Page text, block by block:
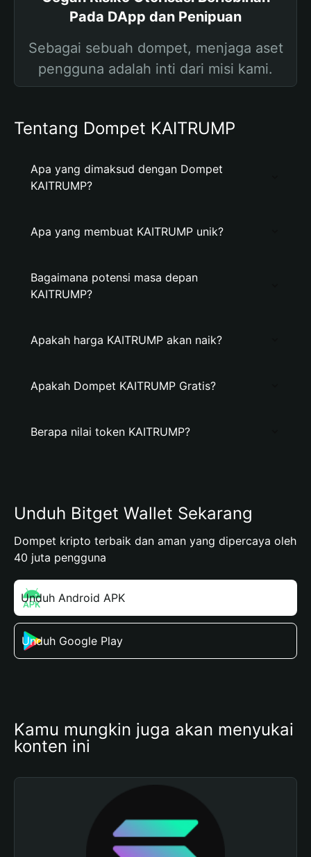
Pada DApp dan Penipuan
Sebagai sebuah dompet, menjaga aset
pengguna adalah inti dari misi kami.
Tentang Dompet KAITRUMP
Apa yang dimaksud dengan Dompet
KAITRUMP?
Apa yang membuat KAITRUMP unik?
Bagaimana potensi masa depan
KAITRUMP?
Apakah harga KAITRUMP akan naik?
Apakah Dompet KAITRUMP Gratis?
Berapa nilai token KAITRUMP?
Unduh Bitget Wallet Sekarang
Dompet kripto terbaik dan aman yang dipercaya oleh
40 juta pengguna
Unduh Android APK
Unduh Google Play
Kamu mungkin juga akan menyukai
konten ini